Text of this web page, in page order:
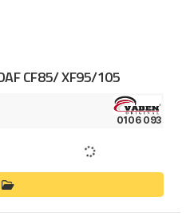
CF85/ XF95/105
0106 093